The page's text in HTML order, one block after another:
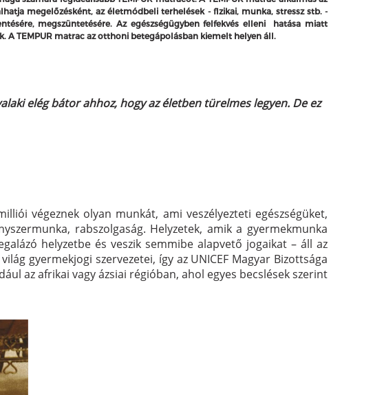
megelőzésként, az életmódbeli terhelések - fizikai, munka, stressz stb. -
megszüntetésére. Az egészségügyben felfekvés elleni hatása miatt
A TEMPUR matrac az otthoni betegápolásban kiemelt helyen áll.
elég bátor ahhoz, hogy az életben türelmes legyen. De ez
végeznek olyan munkát, ami veszélyezteti egészségüket,
rabszolgaság. Helyzetek, amik a gyermekmunka
helyzetbe és veszik semmibe alapvető jogaikat – áll az
gyermekjogi szervezetei, így az UNICEF Magyar Bizottsága
az afrikai vagy ázsiai régióban, ahol egyes becslések szerint